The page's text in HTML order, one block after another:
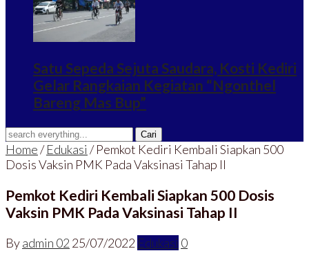
Satu Sepeda Sejuta Saudara, Kosti Kediri
Gelar Rangkaian Kegiatan “Ngonthel
Bareng Mas Bup”
Home/Edukasi /Pemkot Kediri Kembali Siapkan 500
Dosis Vaksin PMK Pada Vaksinasi Tahap II
Pemkot Kediri Kembali Siapkan 500 Dosis
Vaksin PMK Pada Vaksinasi Tahap II
Byadmin 02 25/07/2022 Edukasi 0